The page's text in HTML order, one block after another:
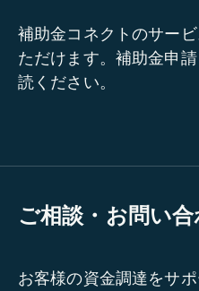
補助金コネクトのサー
ただけます。補助金申
読ください。
ご相談・お問い
お客様の資金調達をサ